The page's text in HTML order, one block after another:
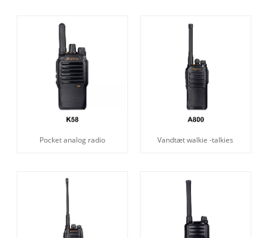
Pocket analog radio Vandtæt walkie -talkies